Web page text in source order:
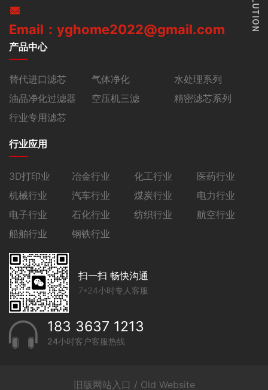
Email：yghome2022@gmail.com
产品中心
替代进口滤芯 气体净化
水处理系列
油品净化过滤器
空压机三滤
精密滤芯系列
行业专用滤芯
行业应用
3D打印业 冶金行业 化工行业
医药行业
机械行业
汽车行业 煤炭行业
电力行业
电子行业
石化行业 纺织行业
航空行业
船舶行业
钢铁行业
扫一扫 畅快沟通
7*24小时专人客服
183 3637 1213
24小时客户客服热线
旧版网站入口 / Old Website